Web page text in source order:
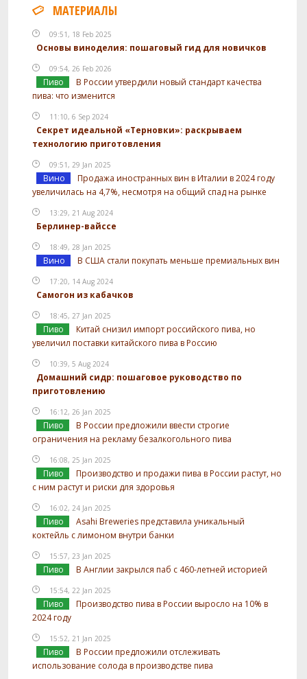
МАТЕРИАЛЫ
09:51, 18 Feb 2025
Основы виноделия: пошаговый гид для новичков
09:54, 26 Feb 2026
Пиво
В России утвердили новый стандарт качества
пива: что изменится
11:10, 6 Sep 2024
Секрет идеальной «Терновки»: раскрываем
технологию приготовления
09:51, 29 Jan 2025
Вино
Продажа иностранных вин в Италии в 2024 году
увеличилась на 4,7%, несмотря на общий спад на рынке
13:29, 21 Aug 2024
Берлинер-вайссе
18:49, 28 Jan 2025
Вино В США стали покупать меньше премиальных вин
17:20, 14 Aug 2024
Самогон из кабачков
18:45, 27 Jan 2025
Пиво
Китай снизил импорт российского пива, но
увеличил поставки китайского пива в Россию
10:39, 5 Aug 2024
Домашний сидр: пошаговое руководство по
приготовлению
16:12, 26 Jan 2025
Пиво
В России предложили ввести строгие
ограничения на рекламу безалкогольного пива
16:08, 25 Jan 2025
Пиво
Производство и продажи пива в России растут, но
с ним растут и риски для здоровья
16:02, 24 Jan 2025
Пиво
Asahi Breweries представила уникальный
коктейль с лимоном внутри банки
15:57, 23 Jan 2025
Пиво В Англии закрылся паб с 460-летней историей
15:54, 22 Jan 2025
Пиво
Производство пива в России выросло на 10% в
2024 году
15:52, 21 Jan 2025
Пиво
В России предложили отслеживать
использование солода в производстве пива